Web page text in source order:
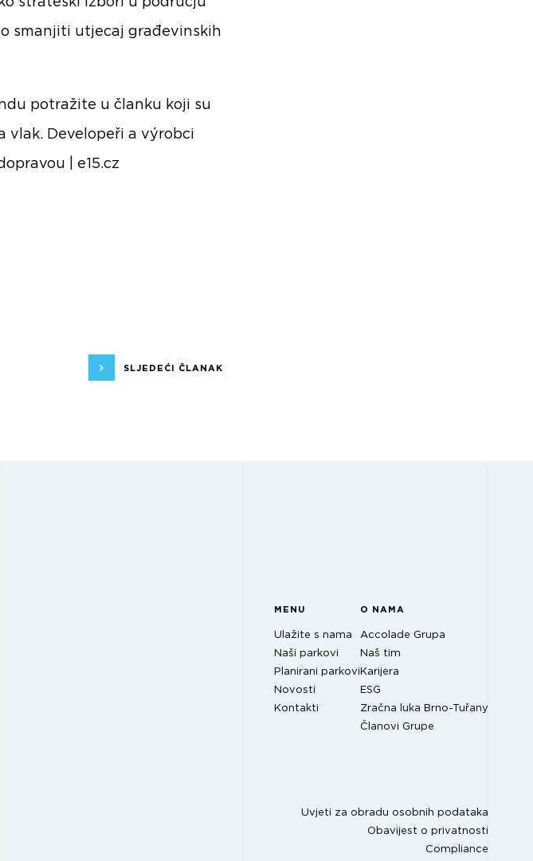
smanjiti utjecaj građevinskih
potražite u članku koji su
vlak. Developeři a výrobci
| e15.cz
SLJEDEĆI ČLANAK
MENU
Ulažite s nama
Naši parkovi
Planirani parkovi
Novosti
Kontakti
O NAMA
Accolade Grupa
Naš tim
Karijera
ESG
Zračna luka Brno-Tuřany
Članovi Grupe
Uvjeti za obradu osobnih podataka
Obavijest o privatnosti
Compliance